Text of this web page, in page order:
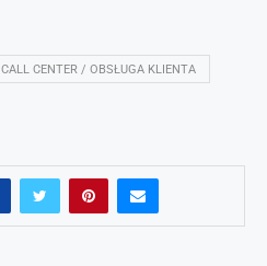
CALL CENTER / OBSŁUGA KLIENTA